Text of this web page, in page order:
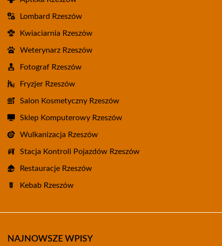
Lombard Rzeszów
Kwiaciarnia Rzeszów
Weterynarz Rzeszów
Fotograf Rzeszów
Fryzjer Rzeszów
Salon Kosmetyczny Rzeszów
Sklep Komputerowy Rzeszów
Wulkanizacja Rzeszów
Stacja Kontroli Pojazdów Rzeszów
Restauracje Rzeszów
Kebab Rzeszów
NAJNOWSZE WPISY